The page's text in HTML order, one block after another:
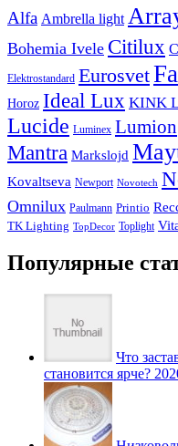
Alfa Ambrella light
Bohemia Ivele Citilux
Elektrostandard Eurosvet
Horoz Ideal Lux KINK
Lucide Luminex Lumion
Mantra Markslojd
Kovaltseva Newport Novotech
Omnilux Paulmann Printio
TK Lighting TopDecor Toplight
Популярные
Что
становится ярче?